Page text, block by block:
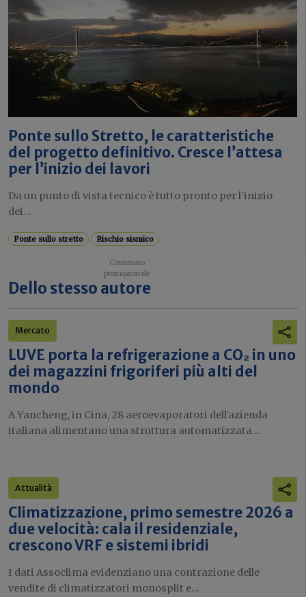
Ponte sullo Stretto, le caratteristiche
del progetto definitivo. Cresce l’attesa
per l’inizio dei lavori
Da un punto di vista tecnico è tutto pronto per l’inizio
dei...
Ponte sullo stretto Rischio sismico
Dello stesso autore
Mercato
LUVE porta la refrigerazione a CO₂ in uno
dei magazzini frigoriferi più alti del
mondo
A Yancheng, in Cina, 28 aeroevaporatori dell'azienda
italiana alimentano una struttura automatizzata...
Attualità
Climatizzazione, primo semestre 2026 a
due velocità: cala il residenziale,
crescono VRF e sistemi ibridi
I dati Assoclima evidenziano una contrazione delle
vendite di climatizzatori monosplit e...